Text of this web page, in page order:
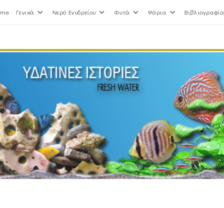
Γενικά Νερό Ενυδρείου Φυτά Ψάρια Βιβλιογραφία
Blog